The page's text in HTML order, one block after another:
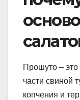
Прошуто – это
части свиной
копчения и